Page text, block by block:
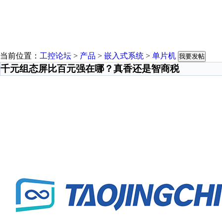
当前位置： 工控论坛 > 产品 > 嵌入式系统 > 单片机 我要发帖
千元组态屏比百元强在哪？真香还是智商税